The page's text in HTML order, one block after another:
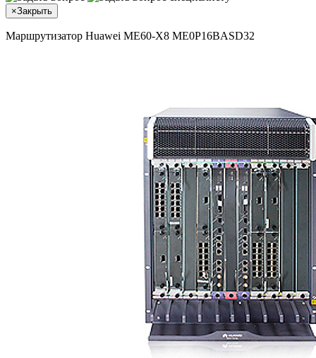
×Закрыть
Маршрутизатор Huawei ME60-X8 ME0P16BASD32